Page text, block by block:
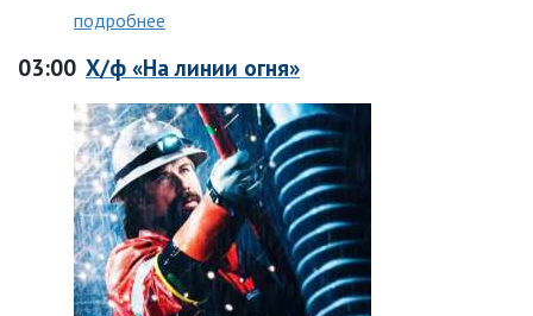
подробнее
03:00 Х/ф «На линии огня»